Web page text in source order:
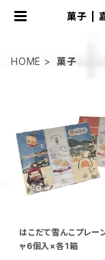
菓子 |
HOME 菓子
はこだて雪んこプレー
ャ6個入×各1箱